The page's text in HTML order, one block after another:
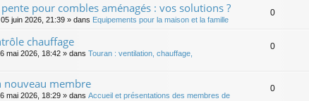
pour combles aménagés : vos solutions ?
05 juin 2026, 21:39 » dans Equipements pour la maison et la famille
0
chauffage
mai 2026, 18:42 » dans Touran : ventilation, chauffage,
0
nouveau membre
mai 2026, 18:29 » dans Accueil et présentations des membres de
0